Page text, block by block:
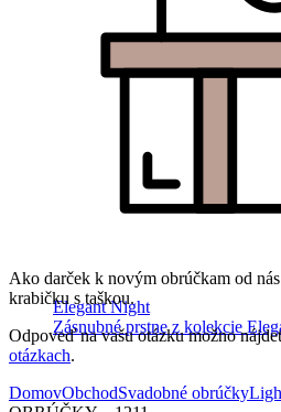
Elegant Night
Zásnubné prstne z kolekcie
Ako darček k novým obrúčkam od nás
krabičku s taškou.
Odpoveď na vašu otázku možno
otázkach.
DomovObchodSvadobné obrúčky